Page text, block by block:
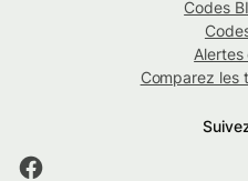
Codes
Comparez les